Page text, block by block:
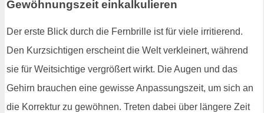
Gewöhnungszeit einkalkulieren
Der erste Blick durch die Fernbrille ist für viele irritierend.
Den Kurzsichtigen erscheint die Welt verkleinert, während
sie für Weitsichtige vergrößert wirkt. Die Augen und das
Gehirn brauchen eine gewisse Anpassungszeit, um sich an
die Korrektur zu gewöhnen. Treten dabei über längere Zeit